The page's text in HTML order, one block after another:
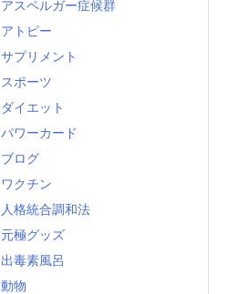
アスペルガー症候群
アトピー
サプリメント
スポーツ
ダイエット
パワーカード
ブログ
ワクチン
人格統合調和法
元極グッズ
出毒素風呂
動物